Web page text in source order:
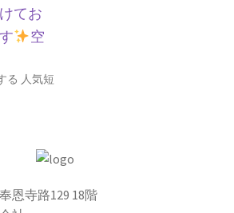
てお
空
る 人気短
恩寺路129 18階